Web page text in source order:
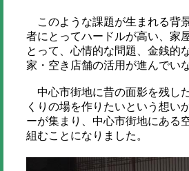
このような課題が生まれる背
者にとってハードルが高い、家
とって、心情的な問題、金銭的
家・空き店舗の活用が進んでい
中心市街地に昔の面影を残し
くりの場を作りたいという想い
ーが集まり、中心市街地にある
組むことになりました。